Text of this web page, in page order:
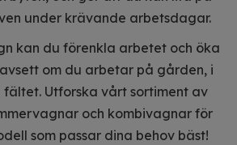
under krävande arbetsdagar.
kan du förenkla arbetet och öka
om du arbetar på gården, i
fältet. Utforska vårt sortiment av
och kombivagnar för
som passar dina behov bäst!